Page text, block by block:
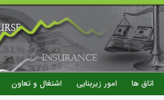
رفتن
به
محتوای
اصلی
اتاق ها امور زیربنایی اشتغال و تعاون